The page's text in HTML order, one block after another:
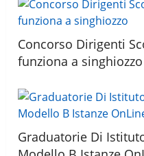
Concorso Dirigenti
funziona a singhiozzo
Graduatorie Di